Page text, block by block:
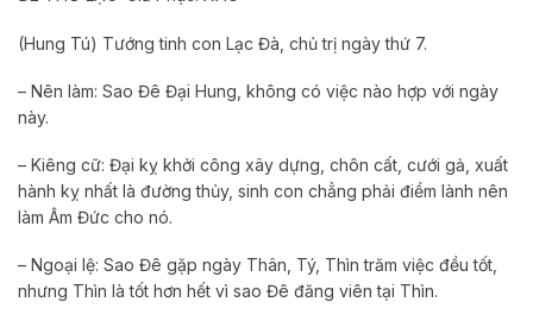
(Hung Tú) Tướng tinh con Lạc Đà, chủ trị ngày thứ 7.
– Nên làm: Sao Đê Đại Hung, không có việc nào hợp với ngày
này.
– Kiêng cữ: Đại kỵ khởi công xây dựng, chôn cất, cưới gả, xuất
hành kỵ nhất là đường thủy, sinh con chẳng phải điềm lành nên
làm Âm Đức cho nó.
– Ngoại lệ: Sao Đê gặp ngày Thân, Tý, Thìn trăm việc đều tốt,
nhưng Thìn là tốt hơn hết vì sao Đê đăng viên tại Thìn.